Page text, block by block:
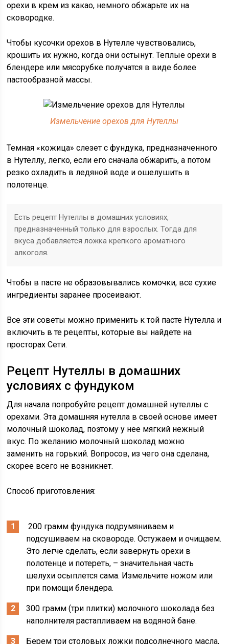
орехи в крем из какао, немного обжарьте их на
сковородке.
Чтобы кусочки орехов в Нутелле чувствовались,
крошить их нужно, когда они остынут. Теплые орехи в
блендере или мясорубке получатся в виде более
пастообразной массы.
Измельчение орехов для Нутеллы
Темная «кожица» слезет с фундука, предназначенного
в Нутеллу, легко, если его сначала обжарить, а потом
резко охладить в ледяной воде и ошелушить в
полотенце.
Есть рецепт Нутеллы в домашних условиях,
предназначенный только для взрослых. Тогда для
вкуса добавляется ложка крепкого ароматного
алкоголя.
Чтобы в пасте не образовывались комочки, все сухие
ингредиенты заранее просеивают.
Все эти советы можно применить к той пасте Нутелла и
включить в те рецепты, которые вы найдете на
просторах Сети.
Рецепт Нутеллы в домашних
условиях с фундуком
Для начала попробуйте рецепт домашней нутеллы с
орехами. Эта домашняя нутелла в своей основе имеет
молочный шоколад, поэтому у нее мягкий нежный
вкус. По желанию молочный шоколад можно
заменить на горький. Вопросов, из чего она сделана,
скорее всего не возникнет.
Способ приготовления:
200 грамм фундука подрумяниваем и
подсушиваем на сковороде. Остужаем и очищаем.
Это легче сделать, если завернуть орехи в
полотенце и потереть, – значительная часть
шелухи осыплется сама. Измельчите ножом или
при помощи блендера.
300 грамм (три плитки) молочного шоколада без
наполнителя растапливаем на водяной бане.
Берем три столовых ложки подсолнечного масла,